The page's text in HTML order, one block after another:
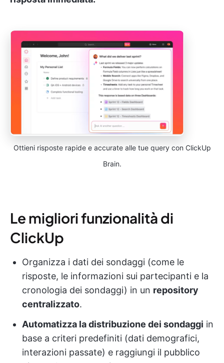
Ottieni risposte rapide e accurate alle tue query con ClickUp
Brain.
Le migliori funzionalità di
ClickUp
Organizza i dati dei sondaggi (come le
risposte, le informazioni sui partecipanti e la
cronologia dei sondaggi) in un repository
centralizzato.
Automatizza la distribuzione dei sondaggi in
base a criteri predefiniti (dati demografici,
interazioni passate) e raggiungi il pubblico